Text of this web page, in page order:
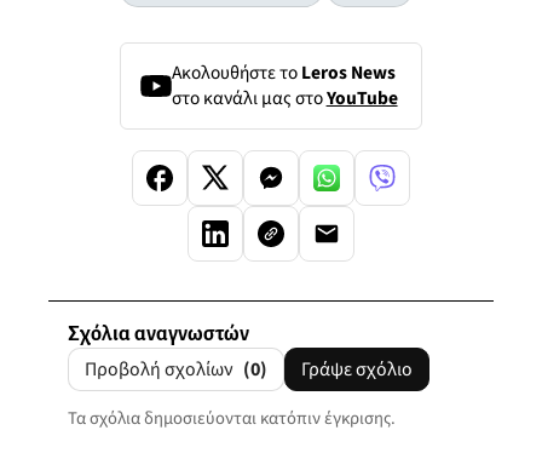
Ακολουθήστε τοLeros News
στο κανάλι μας στοYouTube
Σχόλια αναγνωστών
Προβολή σχολίων (0) Γράψε σχόλιο
Τα σχόλια δημοσιεύονται κατόπιν έγκρισης.